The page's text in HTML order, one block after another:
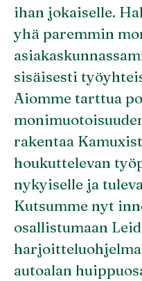
ihan jokaiselle.
yhä paremmin
sisäisesti
Aiomme tarttua
rakentaa
houkuttelevan
nykyiselle ja
Kutsumme nyt
osallistumaan
autoalan